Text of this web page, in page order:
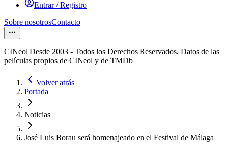
Entrar / Registro
Sobre nosotrosContacto
CINeol Desde 2003 - Todos los Derechos Reservados. Datos de las
películas propios de CINeol y de TMDb
Volver atrás
Portada
Noticias
José Luis Borau será homenajeado en el Festival de Málaga